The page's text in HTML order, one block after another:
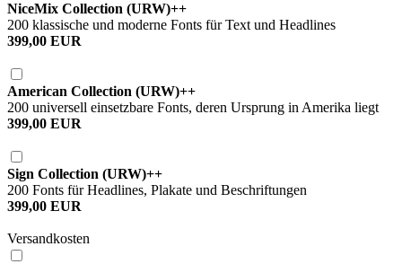
NiceMix Collection (URW)++
200 klassische und moderne Fonts für Text und Headlines
399,00 EUR
American Collection (URW)++
200 universell einsetzbare Fonts, deren Ursprung in Amerika liegt
399,00 EUR
Sign Collection (URW)++
200 Fonts für Headlines, Plakate und Beschriftungen
399,00 EUR
Versandkosten